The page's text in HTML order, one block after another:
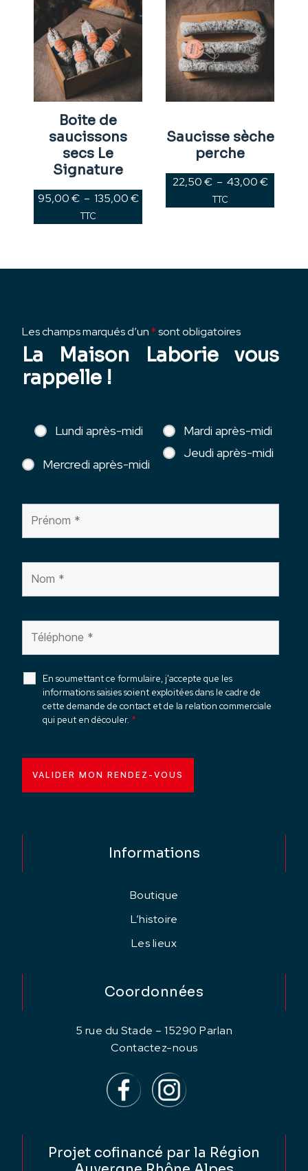
Boite de
saucissons
secs Le
Signature
95,00€ – 135,00€
de
prix :
95,00 €
135,00 €
TTC
Saucisse sèche
perche
22,50€ – 43,00€
de
prix :
22,50 €
43,00 €
TTC
Les champs marqués d’un*sont obligatoires
La Maison Laborie vous
rappelle !
Lundi après-midi Mardi après-midi
Mercredi après-midi
Jeudi après-midi
En soumettant ce formulaire, j'accepte que les
informations saisies soient exploitées dans le cadre de
cette demande de contact et de la relation commerciale
qui peut en découler. *
Informations
Boutique
L’histoire
Les lieux
Coordonnées
5 rue du Stade – 15290 Parlan
Contactez-nous
Projet cofinancé par la Région